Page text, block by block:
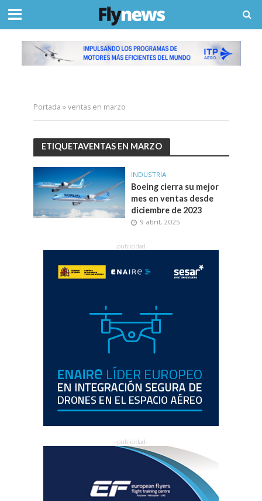
Portada »ventas en marzo
ETIQUETAVENTAS EN MARZO
INDUSTRIA
Boeing cierra su mejor
mes en ventas desde
diciembre de 2023
9 abril, 2025